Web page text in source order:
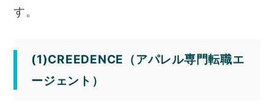
す。
(1)CREEDENCE（アパレル専門転職エ
ージェント）